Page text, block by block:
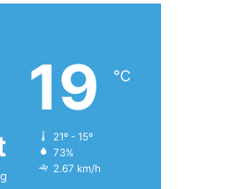
19 ℃
21º - 15º
73%
2.67 km/h